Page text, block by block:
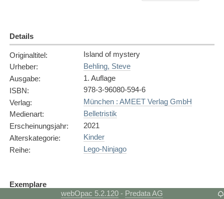
Details
Originaltitel:
Island of mystery
Urheber:
Behling, Steve
Ausgabe:
1. Auflage
ISBN:
978-3-96080-594-6
Verlag:
München : AMEET Verlag GmbH
Medienart:
Belletristik
Erscheinungsjahr:
2021
Alterskategorie:
Kinder
Reihe: Lego-Ninjago
Exemplare
webOpac 5.2.120 - Predata AG